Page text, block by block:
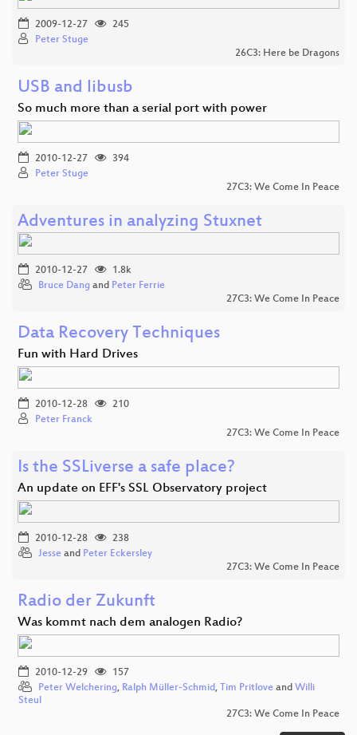
2009-12-27
245
Peter Stuge
26C3: Here be Dragons
USB and libusb
So much more than a serial port with power
2010-12-27
394
Peter Stuge
27C3: We Come In Peace
Adventures in analyzing Stuxnet
2010-12-27
1.8k
Bruce Dang and Peter Ferrie
27C3: We Come In Peace
Data Recovery Techniques
Fun with Hard Drives
2010-12-28
210
Peter Franck
27C3: We Come In Peace
Is the SSLiverse a safe place?
An update on EFF's SSL Observatory project
2010-12-28
238
Jesse and Peter Eckersley
27C3: We Come In Peace
Radio der Zukunft
Was kommt nach dem analogen Radio?
2010-12-29
157
Peter Welchering, Ralph Müller-Schmid, Tim Pritlove and Willi
Steul
27C3: We Come In Peace